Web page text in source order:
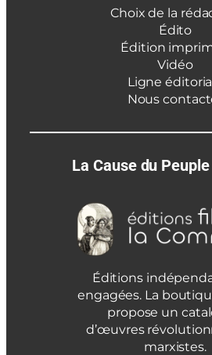
Choix de la
Édito
Édition
Vidéo
Ligne
Nous
La Cause du
Éditions
engagées. La
propose un
d’œuvres
marxistes.